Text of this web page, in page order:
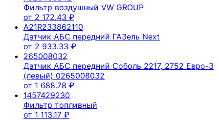
Фильтр воздушный VW GROUP
от 2 172.43 ₽
A21R233862110
Датчик АБС передний ГАЗель Next
от 2 933.33 ₽
265008032
Датчик АБС передний Соболь 2217, 2752 Евро-3
(левый) 0265008032
от 1 688.78 ₽
1457429230
Фильтр топливный
от 1 113.17 ₽